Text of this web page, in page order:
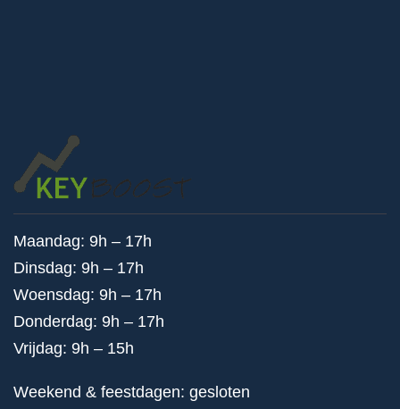
Maandag: 9h – 17h
Dinsdag: 9h – 17h
Woensdag: 9h – 17h
Donderdag: 9h – 17h
Vrijdag: 9h – 15h
Weekend & feestdagen: gesloten